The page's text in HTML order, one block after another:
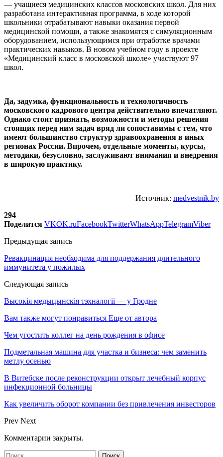
— учащиеся медицинских классов московских школ. Для них
разработана интерактивная программа, в ходе которой
школьники отрабатывают навыки оказания первой
медицинской помощи, а также знакомятся с симуляционным
оборудованием, использующимся при отработке врачами
практических навыков. В новом учебном году в проекте
«Медицинский класс в московской школе» участвуют 97
школ.
Да, задумка, функциональность и технологичность
московского кадрового центра действительно впечатляют.
Однако стоит признать, возможности и методы решения
стоящих перед ним задач вряд ли сопоставимы с тем, что
имеют большинство структур здравоохранения в иных
регионах России. Впрочем, отдельные моменты, курсы,
методики, безусловно, заслуживают внимания и внедрения
в широкую практику.
Источник: medvestnik.by
294
Поделится VKOK.ruFacebookTwitterWhatsAppTelegramViber
Предыдущая запись
Ревакцинация необходима для поддержания длительного
иммунитета у пожилых
Следующая запись
Высокія медыцынскія тэхналогіі — у Гродне
Вам также могут понравиться Еще от автора
Чем угостить коллег на день рождения в офисе
Подметальная машина для участка и бизнеса: чем заменить
метлу осенью
В Витебске после реконструкции открыт лечебный корпус
инфекционной больницы
Как увеличить оборот компании без привлечения инвесторов
Prev Next
Комментарии закрыты.